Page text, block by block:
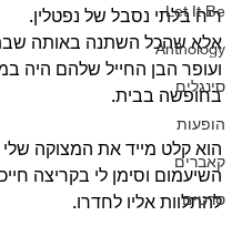
Let It Be
Anthology
סינגלים
הופעות
קאברים
סרטים
ריח בלתי נסבל של נפטלין.
אלא שהכל השתנה באותה
ועופר הבן החייל שלהם היה
בחופשה בבית.
הוא קלט מייד את המצוקה
השיעמום וסימן לי בקריצה
להתלוות אליו לחדרו.